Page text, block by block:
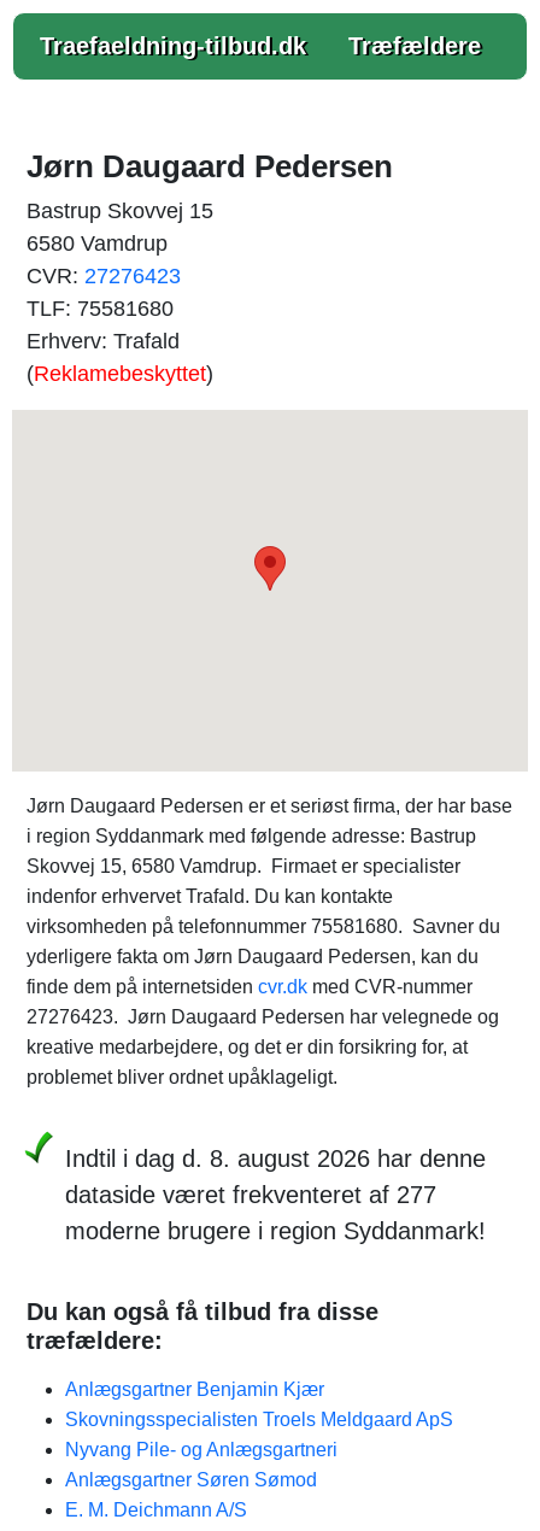
Traefaeldning-tilbud.dk Træfældere
Jørn Daugaard Pedersen
Bastrup Skovvej 15
6580 Vamdrup
CVR: 27276423
TLF: 75581680
Erhverv: Trafald
(Reklamebeskyttet)
Jørn Daugaard Pedersen er et seriøst firma, der har base
i region Syddanmark med følgende adresse: Bastrup
Skovvej 15, 6580 Vamdrup. Firmaet er specialister
indenfor erhvervet Trafald. Du kan kontakte
virksomheden på telefonnummer 75581680. Savner du
yderligere fakta om Jørn Daugaard Pedersen, kan du
finde dem på internetsiden cvr.dk med CVR-nummer
27276423. Jørn Daugaard Pedersen har velegnede og
kreative medarbejdere, og det er din forsikring for, at
problemet bliver ordnet upåklageligt.
Indtil i dag d. 8. august 2026 har denne
dataside været frekventeret af 277
moderne brugere i region Syddanmark!
Du kan også få tilbud fra disse
træfældere:
Anlægsgartner Benjamin Kjær
Skovningsspecialisten Troels Meldgaard ApS
Nyvang Pile- og Anlægsgartneri
Anlægsgartner Søren Sømod
E. M. Deichmann A/S